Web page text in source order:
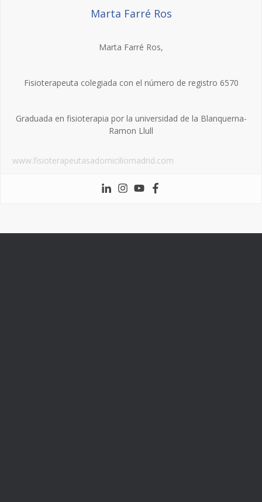
Marta Farré Ros
Marta Farré Ros,
Fisioterapeuta colegiada con el número de registro 6570
Graduada en fisioterapia por la universidad de la Blanquerna-
Ramon Llull
www.fisioterapeutasadomiciliomadrid.com